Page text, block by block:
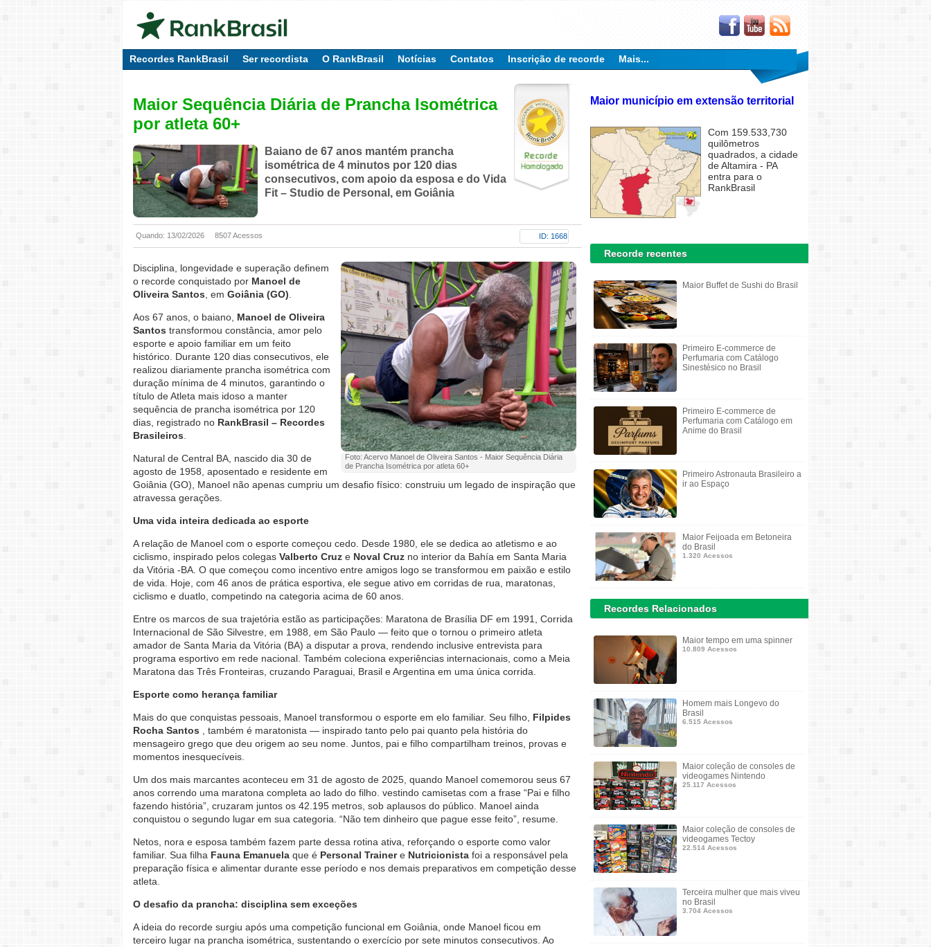
Recordes RankBrasil Ser recordista O RankBrasil Notícias Contatos Inscrição de recorde Mais...
Maior Sequência Diária de Prancha Isométrica
por atleta 60+
Baiano de 67 anos mantém prancha
isométrica de 4 minutos por 120 dias
consecutivos, com apoio da esposa e do Vida
Fit – Studio de Personal, em Goiânia
Quando: 13/02/2026 8507 Acessos ID: 1668
Foto: Acervo Manoel de Oliveira Santos - Maior Sequência Diária
de Prancha Isométrica por atleta 60+
Disciplina, longevidade e superação definem
o recorde conquistado por Manoel de
Oliveira Santos , em Goiânia (GO)
Aos 67 anos, o baiano, Manoel de Oliveira
Santos transformou constância, amor pelo
esporte e apoio familiar em um feito
histórico. Durante 120 dias consecutivos, ele
realizou diariamente prancha isométrica com
duração mínima de 4 minutos, garantindo o
título de Atleta mais idoso a manter
sequência de prancha isométrica por 120
dias, registrado no RankBrasil – Recordes
Brasileiros
Natural de Central BA, nascido dia 30 de
agosto de 1958, aposentado e residente em
Goiânia (GO), Manoel não apenas cumpriu um desafio físico: construiu um legado de inspiração que
atravessa gerações.
Uma vida inteira dedicada ao esporte
A relação de Manoel com o esporte começou cedo. Desde 1980, ele se dedica ao atletismo e ao
ciclismo, inspirado pelos colegas Valberto Cruz e Noval Cruz no interior da Bahía em Santa Maria
da Vitória -BA. O que começou como incentivo entre amigos logo se transformou em paixão e estilo
de vida. Hoje, com 46 anos de prática esportiva, ele segue ativo em corridas de rua, maratonas,
ciclismo e duatlo, competindo na categoria acima de 60 anos.
Entre os marcos de sua trajetória estão as participações: Maratona de Brasília DF em 1991, Corrida
Internacional de São Silvestre, em 1988, em São Paulo — feito que o tornou o primeiro atleta
amador de Santa Maria da Vitória (BA) a disputar a prova, rendendo inclusive entrevista para
programa esportivo em rede nacional. Também coleciona experiências internacionais, como a Meia
Maratona das Três Fronteiras, cruzando Paraguai, Brasil e Argentina em uma única corrida.
Esporte como herança familiar
Mais do que conquistas pessoais, Manoel transformou o esporte em elo familiar. Seu filho, Filpides
Rocha Santos
, também é maratonista — inspirado tanto pelo pai quanto pela história do
mensageiro grego que deu origem ao seu nome. Juntos, pai e filho compartilham treinos, provas e
momentos inesquecíveis.
Um dos mais marcantes aconteceu em 31 de agosto de 2025, quando Manoel comemorou seus 67
anos correndo uma maratona completa ao lado do filho. vestindo camisetas com a frase “Pai e filho
fazendo história”, cruzaram juntos os 42.195 metros, sob aplausos do público. Manoel ainda
conquistou o segundo lugar em sua categoria. “Não tem dinheiro que pague esse feito”, resume.
Netos, nora e esposa também fazem parte dessa rotina ativa, reforçando o esporte como valor
familiar. Sua filha Fauna Emanuela que é Personal Trainere Nutricionista foi a responsável pela
preparação física e alimentar durante esse período e nos demais preparativos em competição desse
atleta.
O desafio da prancha: disciplina sem exceções
A ideia do recorde surgiu após uma competição funcional em Goiânia, onde Manoel ficou em
terceiro lugar na prancha isométrica, sustentando o exercício por sete minutos consecutivos. Ao
Maior município em extensão territorial
Com 159.533,730
quilômetros
quadrados, a cidade
de Altamira - PA
entra para o
RankBrasil
Recorde recentes
Maior Buffet de Sushi do Brasil
Primeiro E-commerce de
Perfumaria com Catálogo
Sinestésico no Brasil
Primeiro E-commerce de
Perfumaria com Catálogo em
Anime do Brasil
Primeiro Astronauta Brasileiro a
ir ao Espaço
Maior Feijoada em Betoneira
do Brasil
1.320 Acessos
Recordes Relacionados
Maior tempo em uma spinner
10.809 Acessos
Homem mais Longevo do
Brasil
6.515 Acessos
Maior coleção de consoles de
videogames Nintendo
25.117 Acessos
Maior coleção de consoles de
videogames Tectoy
22.514 Acessos
Terceira mulher que mais viveu
no Brasil
3.704 Acessos